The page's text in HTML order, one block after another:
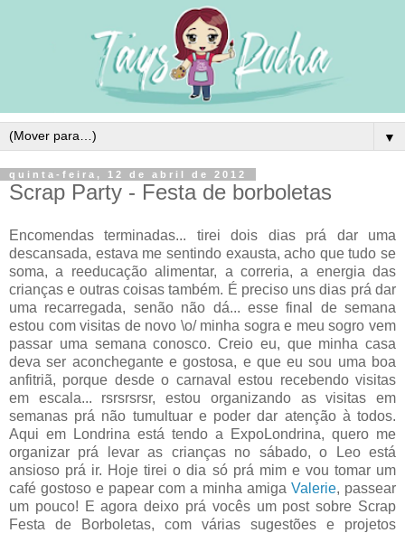
▼
quinta-feira, 12 de abril de 2012
Scrap Party - Festa de borboletas
Encomendas terminadas... tirei dois dias prá dar uma
descansada, estava me sentindo exausta, acho que tudo se
soma, a reeducação alimentar, a correria, a energia das
crianças e outras coisas também. É preciso uns dias prá dar
uma recarregada, senão não dá... esse final de semana
estou com visitas de novo \o/ minha sogra e meu sogro vem
passar uma semana conosco. Creio eu, que minha casa
deva ser aconchegante e gostosa, e que eu sou uma boa
anfitriã, porque desde o carnaval estou recebendo visitas
em escala... rsrsrsrsr, estou organizando as visitas em
semanas prá não tumultuar e poder dar atenção à todos.
Aqui em Londrina está tendo a ExpoLondrina, quero me
organizar prá levar as crianças no sábado, o Leo está
ansioso prá ir. Hoje tirei o dia só prá mim e vou tomar um
café gostoso e papear com a minha amiga Valerie, passear
um pouco! E agora deixo prá vocês um post sobre Scrap
Festa de Borboletas, com várias sugestões e projetos